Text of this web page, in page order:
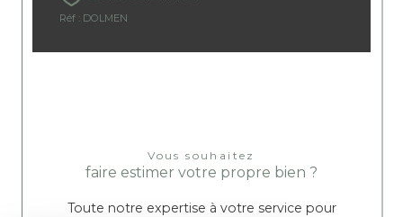
Réf : DOLMEN
Vous souhaitez
faire estimer votre propre bien ?
Toute notre expertise à votre service pour